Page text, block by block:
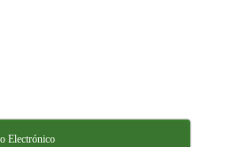
Electrónico